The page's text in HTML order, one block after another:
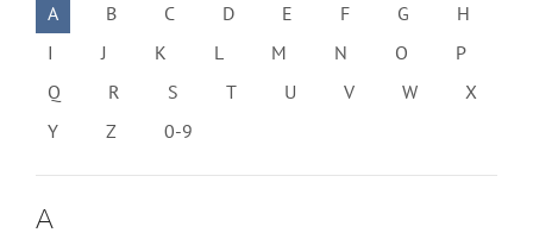
A B C D E F G
H
I
J K L M N O
P
Q
R S T U V W
X
Y
Z 0-9
A